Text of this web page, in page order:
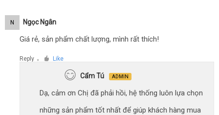
N Ngọc Ngân
Giá rẻ, sản phẩm chất lượng, mình rất thích!
Reply ● Like
Cẩm Tú ADMIN
Dạ, cảm ơn Chị đã phải hồi, hệ thống luôn lựa chọn
những sản phẩm tốt nhất để giúp khách hàng mua